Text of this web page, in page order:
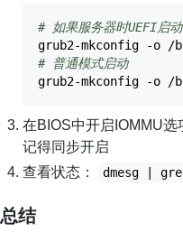
# 如果服务器时UEFI启动
grub2-mkconfig
-o /
# 普通模式启动
grub2-mkconfig
-o /
在BIOS中开启IOMMU
记得同步开启
查看状态：
dmesg |
总结